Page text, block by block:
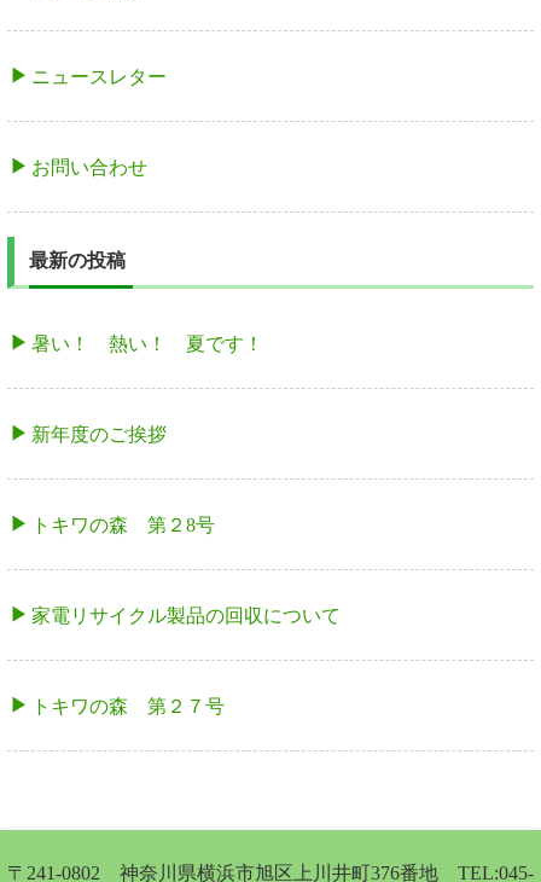
ニュースレター
お問い合わせ
最新の投稿
暑い！ 熱い！ 夏です！
新年度のご挨拶
トキワの森 第２8号
家電リサイクル製品の回収について
トキワの森 第２７号
〒241-0802 神奈川県横浜市旭区上川井町376番地 TEL:045-